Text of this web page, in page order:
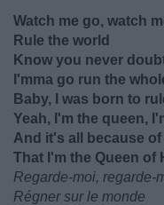
Watch me go, watch
Rule the world
Know you never
I'mma go run the
Baby, I was born to
Yeah, I'm the queen,
And it's all because of
That I'm the Queen of
Regarde-moi, regarde-
Régner sur le monde